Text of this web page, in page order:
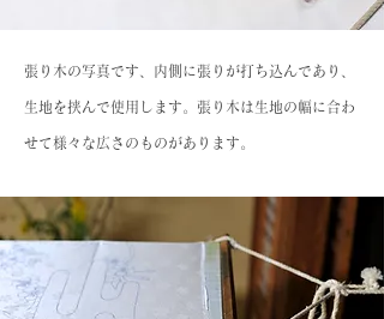
張り木の写真です、内側に張りが打ち込んであり、
生地を挟んで使用します。張り木は生地の幅に合わ
せて様々な広さのものがあります。